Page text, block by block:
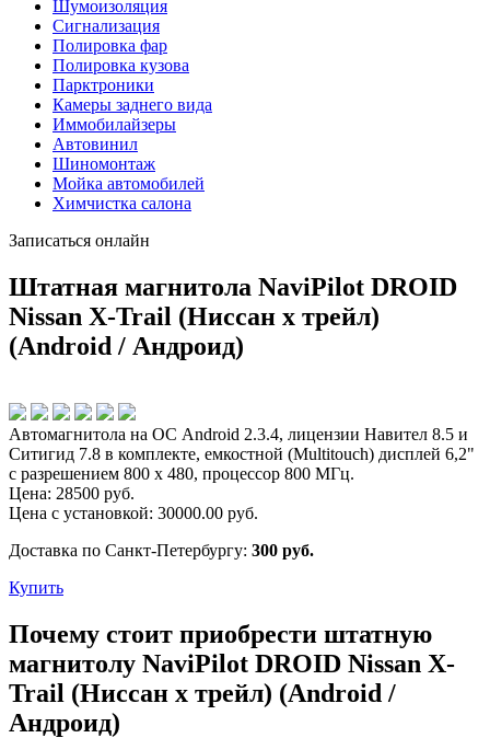
Шумоизоляция
Сигнализация
Полировка фар
Полировка кузова
Парктроники
Камеры заднего вида
Иммобилайзеры
Автовинил
Шиномонтаж
Мойка автомобилей
Химчистка салона
Записаться онлайн
Штатная магнитола NaviPilot DROID
Nissan X-Trail (Ниссан х трейл)
(Android / Андроид)
Автомагнитола на ОС Android 2.3.4, лицензии Навител 8.5 и
Ситигид 7.8 в комплекте, емкостной (Multitouch) дисплей 6,2"
c разрешением 800 x 480, процессор 800 МГц.
Цена: 28500 руб.
Цена с установкой: 30000.00 руб.
Доставка по Санкт-Петербургу: 300 руб.
Купить
Почему стоит приобрести штатную
магнитолу NaviPilot DROID Nissan X-
Trail (Ниссан х трейл) (Android /
Андроид)